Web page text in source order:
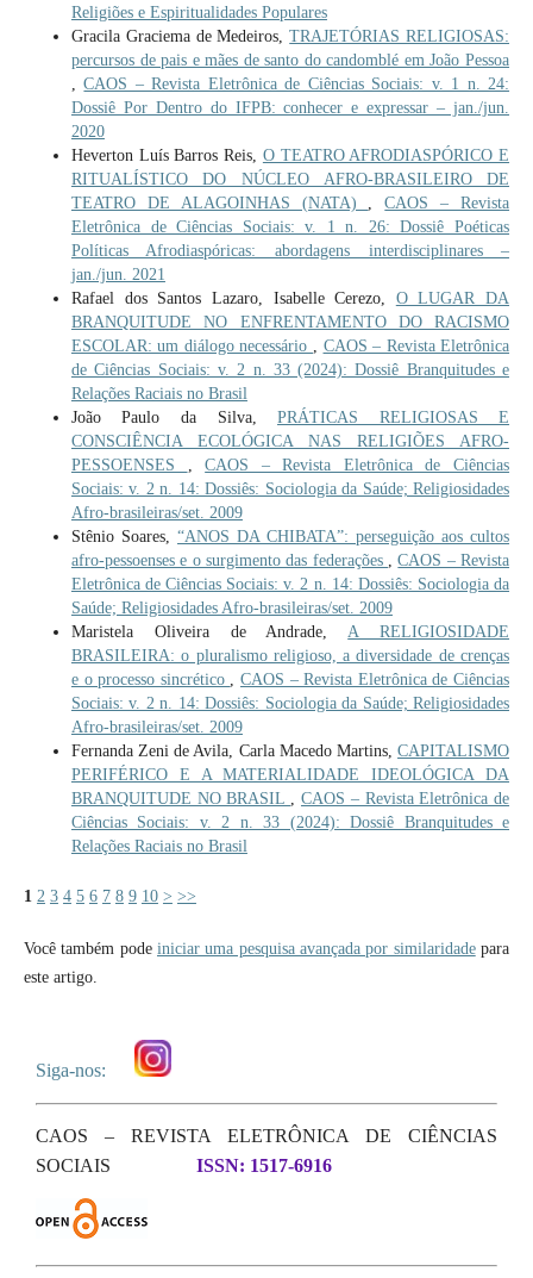
Religiões e Espiritualidades Populares
Gracila Graciema de Medeiros,TRAJETÓRIAS RELIGIOSAS:
percursos de pais e mães de santo do candomblé em João Pessoa
,CAOS – Revista Eletrônica de Ciências Sociais: v. 1 n. 24:
Dossiê Por Dentro do IFPB: conhecer e expressar – jan./jun.
2020
Heverton Luís Barros Reis, O TEATRO AFRODIASPÓRICO E
RITUALÍSTICO DO NÚCLEO AFRO-BRASILEIRO DE
TEATRO DE ALAGOINHAS (NATA) ,CAOS – Revista
Eletrônica de Ciências Sociais: v. 1 n. 26: Dossiê Poéticas
Políticas Afrodiaspóricas: abordagens interdisciplinares –
jan./jun. 2021
Rafael dos Santos Lazaro, Isabelle Cerezo, O LUGAR DA
BRANQUITUDE NO ENFRENTAMENTO DO RACISMO
ESCOLAR: um diálogo necessário , CAOS – Revista Eletrônica
de Ciências Sociais: v. 2 n. 33 (2024): Dossiê Branquitudes e
Relações Raciais no Brasil
João Paulo da Silva,PRÁTICAS RELIGIOSAS E
CONSCIÊNCIA ECOLÓGICA NAS RELIGIÕES AFRO-
PESSOENSES ,CAOS – Revista Eletrônica de Ciências
Sociais: v. 2 n. 14: Dossiês: Sociologia da Saúde; Religiosidades
Afro-brasileiras/set. 2009
Stênio Soares, “ANOS DA CHIBATA”: perseguição aos cultos
afro-pessoenses e o surgimento das federações ,CAOS – Revista
Eletrônica de Ciências Sociais: v. 2 n. 14: Dossiês: Sociologia da
Saúde; Religiosidades Afro-brasileiras/set. 2009
Maristela Oliveira de Andrade,A RELIGIOSIDADE
BRASILEIRA: o pluralismo religioso, a diversidade de crenças
e o processo sincrético ,CAOS – Revista Eletrônica de Ciências
Sociais: v. 2 n. 14: Dossiês: Sociologia da Saúde; Religiosidades
Afro-brasileiras/set. 2009
Fernanda Zeni de Avila, Carla Macedo Martins,CAPITALISMO
PERIFÉRICO E A MATERIALIDADE IDEOLÓGICA DA
BRANQUITUDE NO BRASIL ,CAOS – Revista Eletrônica de
Ciências Sociais: v. 2 n. 33 (2024): Dossiê Branquitudes e
Relações Raciais no Brasil
1 2 3 4 5 6 7 8 9 10 > >>
Você também pode iniciar uma pesquisa avançada por similaridadepara
este artigo.
Siga-nos:
CAOS – REVISTA ELETRÔNICA DE CIÊNCIAS
SOCIAIS
ISSN: 1517-6916